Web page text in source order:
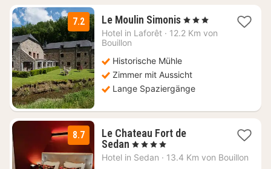
7.2 Le Moulin Simonis1
Nacht
, 3 Sterne
Hotel in Laforêt · 12.2 Km von
Bouillon
Historische Mühle
Zimmer mit Aussicht
Lange Spaziergänge
8.7
Le Chateau Fort de
Sedan 1
Nacht
, 4 Sterne
Hotel in Sedan · 13.4 Km von Bouillon